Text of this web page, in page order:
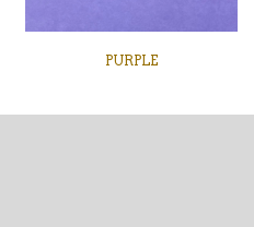
PURPLE